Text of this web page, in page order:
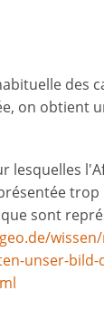
des
on obtient
lesquelles
trop
sont
unser-bild-